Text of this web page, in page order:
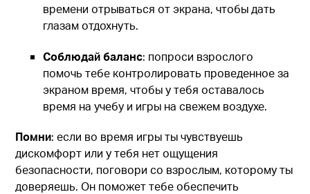
времени отрываться от экрана, чтобы дать
глазам отдохнуть.
Соблюдай баланс: попроси взрослого
помочь тебе контролировать проведенное за
экраном время, чтобы у тебя оставалось
время на учебу и игры на свежем воздухе.
Помни: если во время игры ты чувствуешь
дискомфорт или у тебя нет ощущения
безопасности, поговори со взрослым, которому ты
доверяешь. Он поможет тебе обеспечить